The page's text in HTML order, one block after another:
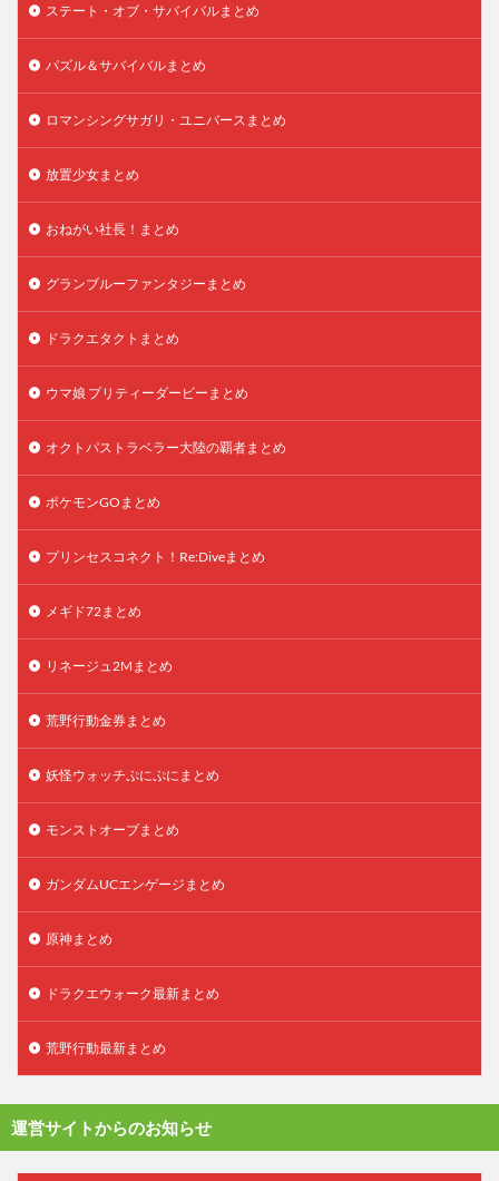
ステート・オブ・サバイバルまとめ
パズル＆サバイバルまとめ
ロマンシングサガリ・ユニバースまとめ
放置少女まとめ
おねがい社長！まとめ
グランブルーファンタジーまとめ
ドラクエタクトまとめ
ウマ娘 プリティーダービーまとめ
オクトパストラベラー大陸の覇者まとめ
ポケモンGOまとめ
プリンセスコネクト！Re:Diveまとめ
メギド72まとめ
リネージュ2Mまとめ
荒野行動金券まとめ
妖怪ウォッチぷにぷにまとめ
モンストオーブまとめ
ガンダムUCエンゲージまとめ
原神まとめ
ドラクエウォーク最新まとめ
荒野行動最新まとめ
運営サイトからのお知らせ